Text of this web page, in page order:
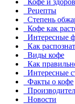
Рецепты
Степень
Кофе как
Интересные
Как
Виды кофе
Как
Интересные
Факты о кофе
Новости